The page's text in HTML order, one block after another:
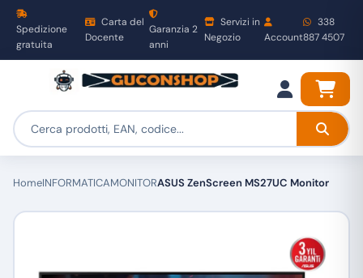
Spedizione
gratuita
Carta del
Docente
Garanzia 2
anni
Servizi in
Negozio
Account
338
887 4507
HomeINFORMATICAMONITORASUS ZenScreen MS27UC Monitor